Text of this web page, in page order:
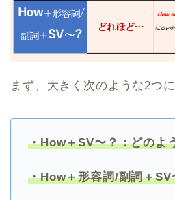
まず、大きく次のような2つ
・How＋SV〜？：どのよ
・How＋形容詞/副詞＋